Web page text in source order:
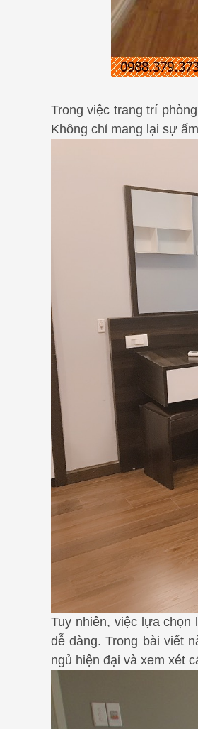
Trong việc trang trí
Không chỉ mang lại sự
Tuy nhiên, việc lựa chọn
dễ dàng. Trong bài viết
ngủ hiện đại và xem xét